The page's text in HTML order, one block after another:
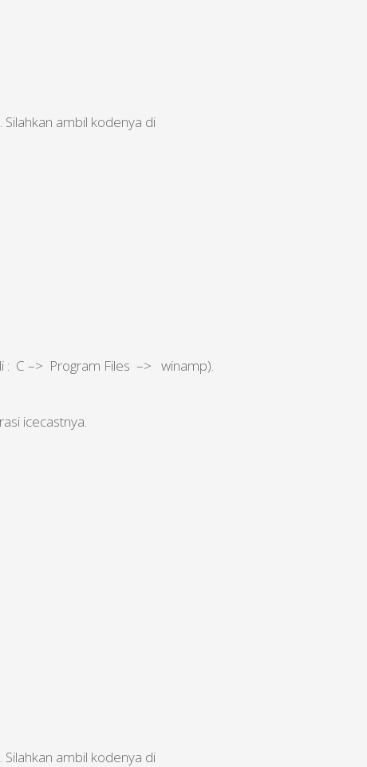
ambil kodenya di
: C –> Program Files –> winamp).
icecastnya.
ambil kodenya di